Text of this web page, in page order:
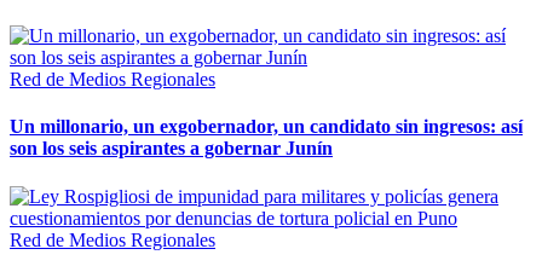
Red de Medios Regionales
Un millonario, un exgobernador, un candidato sin ingresos: así
son los seis aspirantes a gobernar Junín
Red de Medios Regionales